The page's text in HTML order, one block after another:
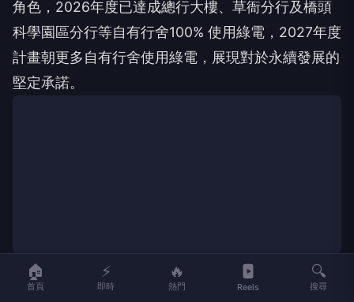
科學園區分行等自有行舍100% 使用綠電，2027年度
計畫朝更多自有行舍使用綠電，展現對於永續發展的
堅定承諾。
🏠
首頁
⚡
即時
🔥
熱門 Reels
🔍
搜尋